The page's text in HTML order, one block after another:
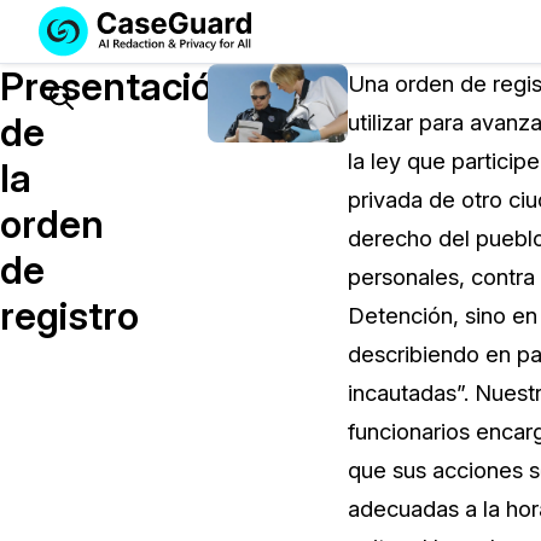
Servicios
SUSCRÍBASE
A
CASEGUARD
Licencia de CaseGuard
Precios de Redacción a
Soluciones
Search
Presentación
de
la
orden
de
registro
Una orden de
utilizar para
la ley que
privada de otro
derecho del
personales,
Detención, sino
describiendo en
incautadas”.
funcionarios
que sus acciones
adecuadas a la